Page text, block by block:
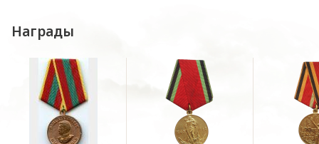
Награды